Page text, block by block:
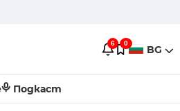
6 0 BG
Подкаст